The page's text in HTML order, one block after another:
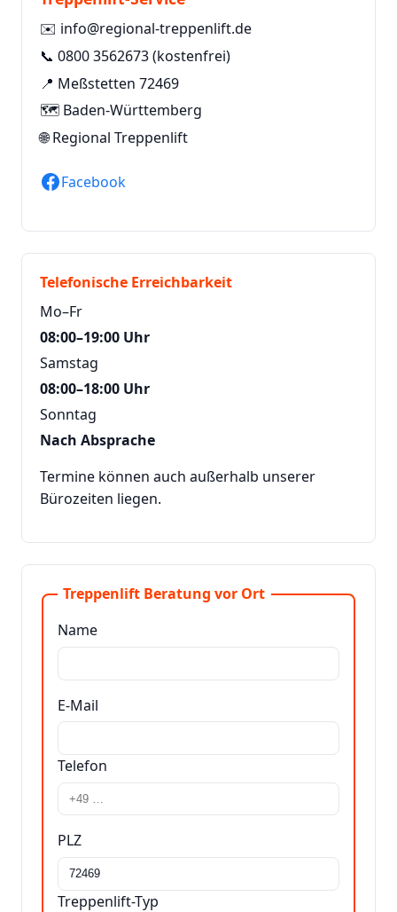
✉️ info@regional-treppenlift.de
📞 0800 3562673(kostenfrei)
📍 Meßstetten 72469
🗺️ Baden-Württemberg
🌐Regional Treppenlift
Facebook
Telefonische Erreichbarkeit
Mo–Fr
08:00–19:00 Uhr
Samstag
08:00–18:00 Uhr
Sonntag
Nach Absprache
Termine können auch außerhalb unserer
Bürozeiten liegen.
Treppenlift Beratung vor Ort
Name
E-Mail
Telefon
PLZ
Treppenlift-Typ